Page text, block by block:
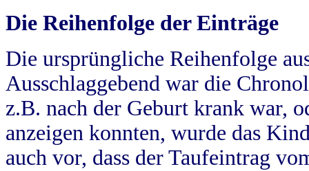
Die Reihenfolge der Einträge
Die ursprüngliche Reihenfolge
Ausschlaggebend war die
z.B. nach der Geburt krank war,
anzeigen konnten, wurde das
auch vor, dass der Taufeintrag